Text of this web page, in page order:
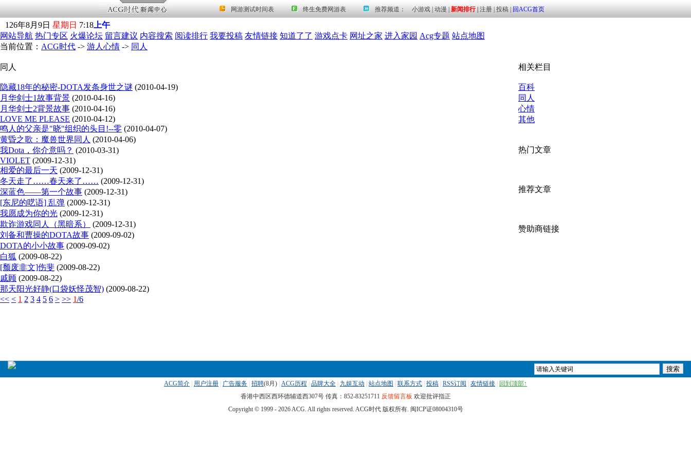
126年8月 9日 星期日 7:18 上午
网站导航 热门专区 火爆论坛 留言建议 内容搜索 阅读排行 我要投稿 友情链接 知道了了 游戏点卡 网址之家 进入家园 Acg专题 站点地图
当前位置： ACG时代 -> 游人心情 -> 同人
同人
隐藏18年的秘密-DOTA发条身世之谜 (2010-04-19)
月华剑士1故事背景 (2010-04-16)
月华剑士2背景故事 (2010-04-16)
LOVE ME PLEASE (2010-04-12)
鸣人的父亲是"晓"组织的头目!--零 (2010-04-07)
黄昏之歌：魔兽世界同人 (2010-04-06)
我Dota，你介意吗？ (2010-03-31)
VIOLET (2009-12-31)
相爱的最后一天 (2009-12-31)
冬天走了……春天来了…… (2009-12-31)
深蓝色——第一个故事 (2009-12-31)
[东尼的呓语] 乱弹 (2009-12-31)
我愿成为你的光 (2009-12-31)
欺诈游戏同人（黑暗系）
(2009-12-31)
刘备和曹操的DOTA故事 (2009-09-02)
DOTA的小小故事 (2009-09-02)
白狐 (2009-08-22)
[颓废非文]伤斐 (2009-08-22)
戚顾 (2009-08-22)
那天阳光好静(口袋妖怪茂智) (2009-08-22)
<< < 1 2 3 4 5 6 > >> 1/6
相关栏目
百科
同人
心情
其他
热门文章
推荐文章
赞助商链接
ACG简介 用户注册 广告服务 招聘(8月) ACG历程 品牌大全 九娱互动 站点地图 联系方式 投稿 RSS订阅 友情链接
回到顶部↑
香港中西区西环德辅道西307号 传真：852-83251711 反馈留言板 欢迎批评指正
Copyright © 1999 - 2026 ACG. All rights reserved. ACG时代 版权所有. 闽ICP证08004310号